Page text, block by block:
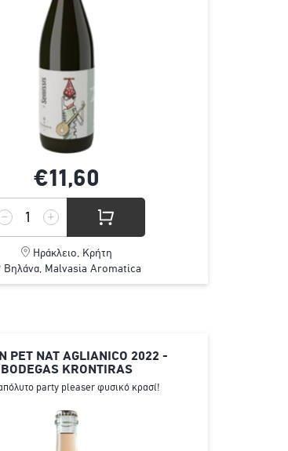
€11,60
Ηράκλειο, Κρήτη
Βηλάνα, Malvasia Aromatica
PET NAT AGLIANICO 2022 -
BODEGAS KRONTIRAS
party pleaser φυσικό κρασί!